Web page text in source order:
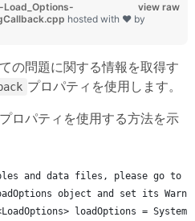
view raw
hosted with ❤ by
の問題に関する情報を取得す
プロパティを使用します。
ロパティを使用する方法を示
and data files, please go to
object and set its
loadOptions =